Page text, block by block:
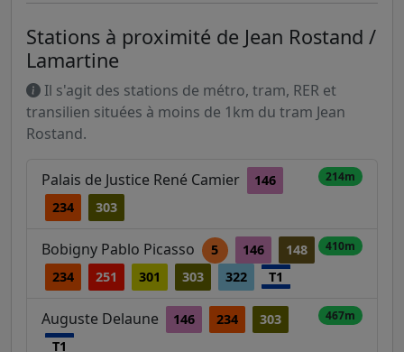
Stations à proximité de Jean Rostand /
Lamartine
Il s'agit des stations de métro, tram, RER et
transilien situées à moins de 1km du tram Jean
Rostand.
Palais de Justice René Camier
146
234
303
214m
Bobigny Pablo Picasso 5 146
148
234
251 301 303 322 T1
410m
Auguste Delaune 146 234
303
T1
467m